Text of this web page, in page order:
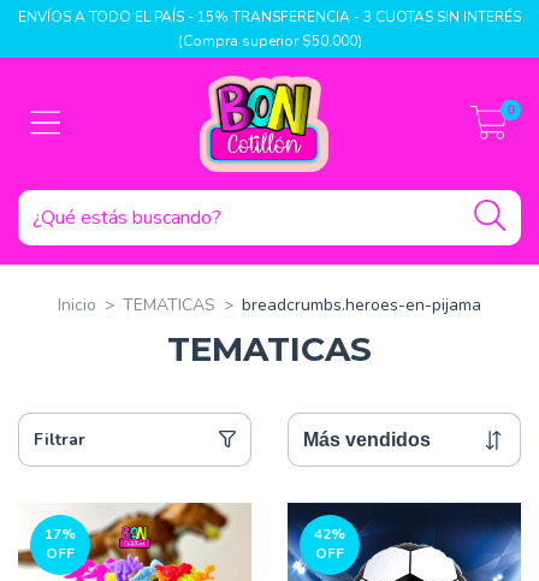
ENVÍOS A TODO EL PAÍS - 15% TRANSFERENCIA - 3 CUOTAS SIN INTERÉS
(Compra superior $50.000)
0
Inicio > TEMATICAS > breadcrumbs.heroes-en-pijama
TEMATICAS
Filtrar
17%
OFF
42%
OFF